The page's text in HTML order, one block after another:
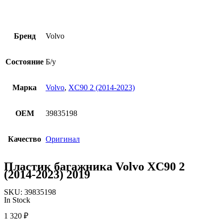
Бренд Volvo
Состояние Б/у
Марка Volvo, XC90 2 (2014-2023)
OEM 39835198
Качество Оригинал
Пластик багажника Volvo XC90 2
(2014-2023) 2019
SKU: 39835198
In Stock
1 320 ₽